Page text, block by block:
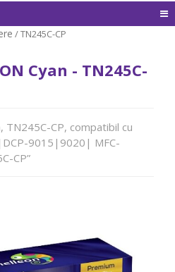
/ TN245C-CP
Cyan - TN245C-
TN245C-CP, compatibil cu
9015|9020| MFC-
CP”